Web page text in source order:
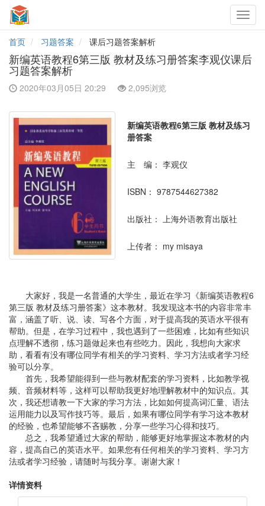
首页
习题答案 课后习题答案解析
新编英语教程6第三版 教材及练习册答案李观仪课后
习题答案解析
2020年03月05日 20:29 2,095浏览
新编英语教程6第三版 教材及练习
册答案
主 编： 李观仪
ISBN： 9787544627382
出版社： 上海外语教育出版社
上传者： my misaya
大家好，我是一名普通的大学生，最近在学习《新编英语教程6
第三版 教材及练习册答案》这本教材。我发现这本书的内容非常丰
富，涵盖了听、说、读、写各个方面，对于提高我的英语水平很有
帮助。但是，在学习过程中，我也遇到了一些困难，比如有些知识
点理解不透彻，练习题做起来也有些吃力。因此，我想向大家求
助，看看有没有哪位同学有相关的学习资料、学习方法或者学习经
验可以分享。
首先，我希望能得到一些与教材配套的学习资料，比如教学视
频、音频材料等，这样可以帮助我更好地理解教材中的知识点。其
次，我还想请教一下大家的学习方法，比如如何提高词汇量、语法
运用能力以及写作技巧等。最后，如果有哪位同学有学习这本教材
的经验，也希望能够不吝赐教，分享一些学习心得和技巧。
总之，我希望通过大家的帮助，能够更好地掌握这本教材的内
容，提高自己的英语水平。如果您有任何相关的学习资料、学习方
法或者学习经验，请随时与我分享。谢谢大家！
详情资料